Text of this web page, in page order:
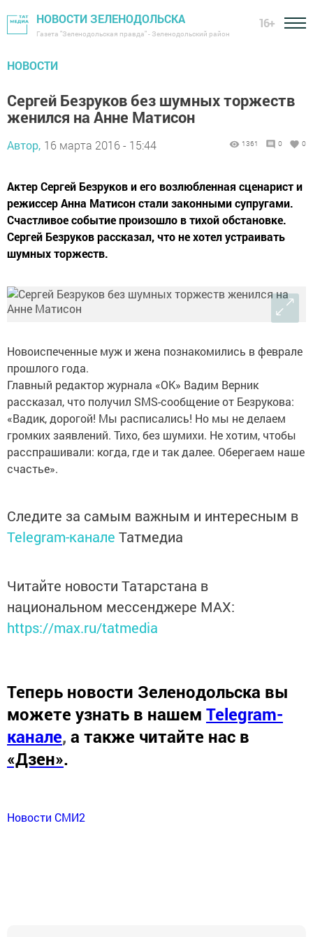
НОВОСТИ ЗЕЛЕНОДОЛЬСКА
Газета "Зеленодольская правда" - Зеленодольский район
16+
НОВОСТИ
Сергей Безруков без шумных торжеств
женился на Анне Матисон
Автор, 16 марта 2016 - 15:44 1361 0 0
Актер Сергей Безруков и его возлюбленная сценарист и
режиссер Анна Матисон стали законными супругами.
Счастливое событие произошло в тихой обстановке.
Сергей Безруков рассказал, что не хотел устраивать
шумных торжеств.
Новоиспеченные муж и жена познакомились в феврале
прошлого года.
Главный редактор журнала «ОК» Вадим Верник
рассказал, что получил SMS-сообщение от Безрукова:
«Вадик, дорогой! Мы расписались! Но мы не делаем
громких заявлений. Тихо, без шумихи. Не хотим, чтобы
расспрашивали: когда, где и так далее. Оберегаем наше
счастье».
Следите за самым важным и интересным в
Telegram-канале Татмедиа
Читайте новости Татарстана в
национальном мессенджере MАХ:
https://max.ru/tatmedia
Теперь новости Зеленодольска вы
можете узнать в нашем Telegram-
канале, а также читайте нас в
«Дзен».
Новости СМИ2